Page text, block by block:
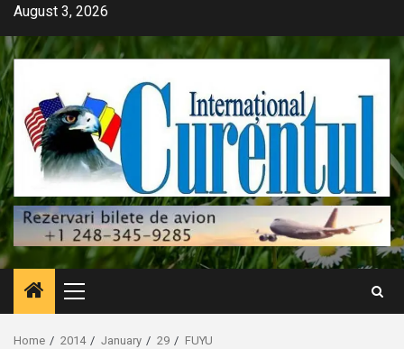
Skip
content
August 3, 2026
Primary
Menu
Home 2014 January 29 FUYU